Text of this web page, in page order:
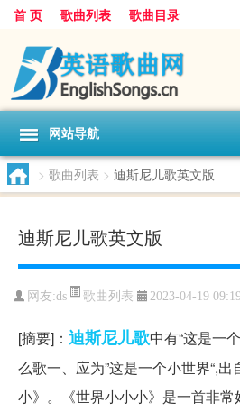
首 页 歌曲列表 歌曲目录
网站导航
> 歌曲列表 > 迪斯尼儿歌英文版
迪斯尼儿歌英文版
网友:ds 歌曲列表 2023-04-19
[摘要]： 迪斯尼儿歌中有“这是一
么歌一、应为”这是一个小世界“,
小》。《世界小小小》是一首非